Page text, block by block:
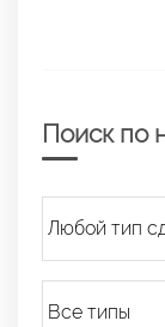
Поиск по